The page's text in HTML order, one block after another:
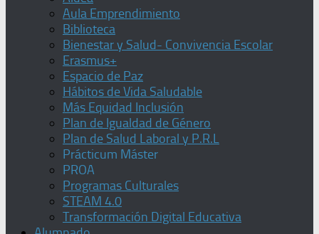
Aula Emprendimiento
Biblioteca
Bienestar y Salud- Convivencia Escolar
Erasmus+
Espacio de Paz
Hábitos de Vida Saludable
Más Equidad Inclusión
Plan de Igualdad de Género
Plan de Salud Laboral y P.R.L
Prácticum Máster
PROA
Programas Culturales
STEAM 4.0
Transformación Digital Educativa